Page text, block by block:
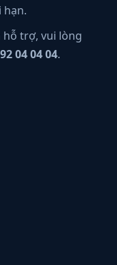
hạn.
hỗ trợ, vui lòng
04 04 04.